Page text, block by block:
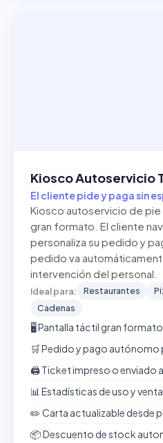
Kiosco Autoservicio
El cliente pide y paga sin
Kiosco autoservicio de
gran formato. El cliente
personaliza su pedido y
pedido va
intervención del personal.
Ideal para: Restaurantes
Cadenas
🖥️ Pantalla táctil gran formato
🛒 Pedido y pago autónomo
🖨️ Ticket impreso o enviado
📊 Estadísticas de uso y
✏️ Carta actualizable desde
📦 Descuento de stock